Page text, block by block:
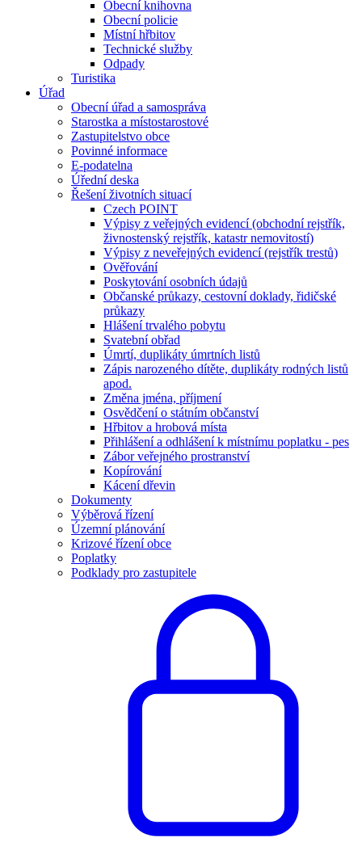
Obecní knihovna
Obecní policie
Místní hřbitov
Technické služby
Odpady
Turistika
Úřad
Obecní úřad a samospráva
Starostka a místostarostové
Zastupitelstvo obce
Povinné informace
E-podatelna
Úřední deska
Řešení životních situací
Czech POINT
Výpisy z veřejných evidencí (obchodní rejstřík,
živnostenský rejstřík, katastr nemovitostí)
Výpisy z neveřejných evidencí (rejstřík trestů)
Ověřování
Poskytování osobních údajů
Občanské průkazy, cestovní doklady, řidičské
průkazy
Hlášení trvalého pobytu
Svatební obřad
Úmrtí, duplikáty úmrtních listů
Zápis narozeného dítěte, duplikáty rodných listů
apod.
Změna jména, příjmení
Osvědčení o státním občanství
Hřbitov a hrobová místa
Přihlášení a odhlášení k místnímu poplatku - pes
Zábor veřejného prostranství
Kopírování
Kácení dřevin
Dokumenty
Výběrová řízení
Územní plánování
Krizové řízení obce
Poplatky
Podklady pro zastupitele